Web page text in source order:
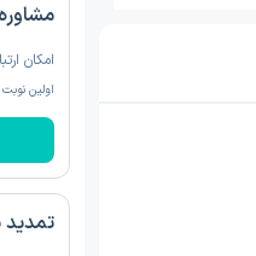
امکان
اولین
تمدید